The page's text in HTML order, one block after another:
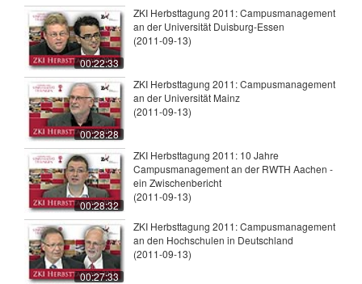
00:22:33
ZKI Herbsttagung 2011: Campusmanagement
an der Universität Duisburg-Essen
(2011-09-13)
00:28:28
ZKI Herbsttagung 2011: Campusmanagement
an der Universität Mainz
(2011-09-13)
00:28:32
ZKI Herbsttagung 2011: 10 Jahre
Campusmanagement an der RWTH Aachen -
ein Zwischenbericht
(2011-09-13)
00:27:33
ZKI Herbsttagung 2011: Campusmanagement
an den Hochschulen in Deutschland
(2011-09-13)